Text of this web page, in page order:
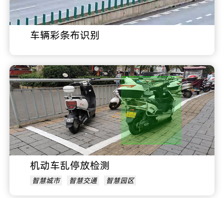
车辆彩条布识别
机动车乱停放检测
智慧城市 智慧交通 智慧园区